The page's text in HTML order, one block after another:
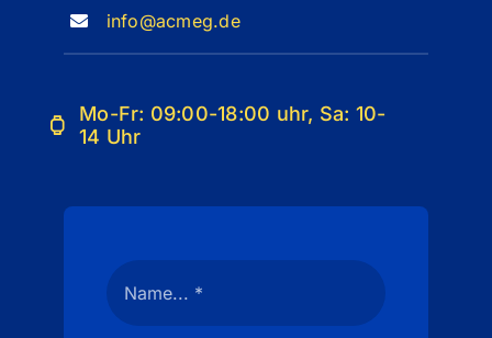
info@acmeg.de
Mo-Fr: 09:00-18:00 uhr, Sa: 10-
14 Uhr